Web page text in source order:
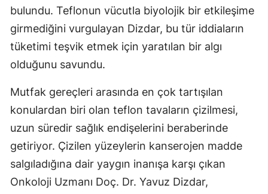
bulundu. Teflonun vücutla biyolojik bir etkileşime
girmediğini vurgulayan Dizdar, bu tür iddiaların
tüketimi teşvik etmek için yaratılan bir algı
olduğunu savundu.
Mutfak gereçleri arasında en çok tartışılan
konulardan biri olan teflon tavaların çizilmesi,
uzun süredir sağlık endişelerini beraberinde
getiriyor. Çizilen yüzeylerin kanserojen madde
salgıladığına dair yaygın inanışa karşı çıkan
Onkoloji Uzmanı Doç. Dr. Yavuz Dizdar,